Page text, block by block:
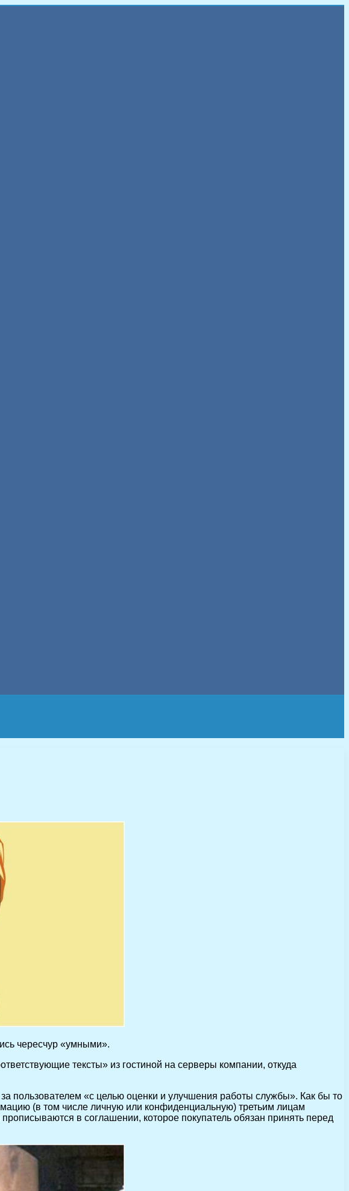
чересчур «умными».
тексты» из гостиной на серверы компании, откуда
пользователем «с целью оценки и улучшения работы службы». Как бы то
(в том числе личную или конфиденциальную) третьим лицам
в соглашении, которое покупатель обязан принять перед